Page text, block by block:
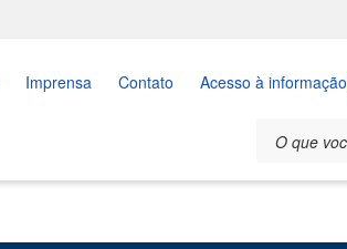
Imprensa Contato Acesso à informação